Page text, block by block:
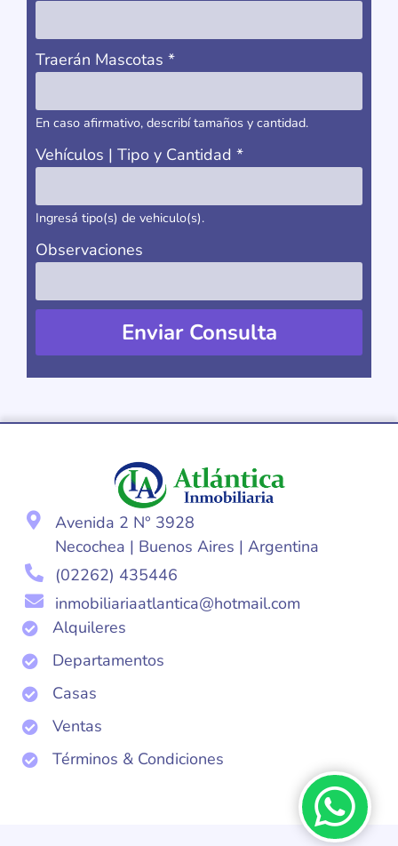
Traerán Mascotas *
En caso afirmativo, describí tamaños y cantidad.
Vehículos | Tipo y Cantidad *
Ingresá tipo(s) de vehiculo(s).
Observaciones
Enviar Consulta
Avenida 2 N° 3928
Necochea | Buenos Aires | Argentina
(02262) 435446
inmobiliariaatlantica@hotmail.com
Alquileres
Departamentos
Casas
Ventas
Términos & Condiciones